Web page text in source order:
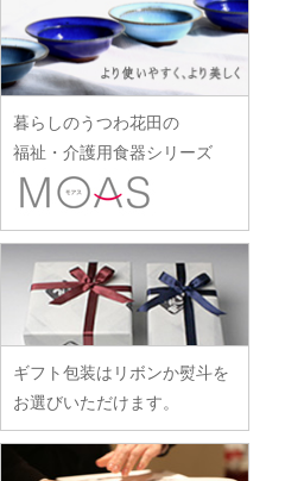
和泉良法
市川知也
伊藤聡信
伊藤孝英
井銅心平
稲村真耶
イム サエム
イレヤガラス
岩舘隆（浄法寺）
臼田けい子
海野裕
浦陽子
工藤和彦
熊谷峻
小泉敦信
こいずみみゆき
古賀雄二郎
小寺暁洋
小林巧征
小牧広平
近藤亮介
鈴木涼子
須谷窯
滴生舎
土井康治朗
土井宏友
陶房独歩炎
徳永遊心
富山孝一
土本訓寛・土本久美子
野口悦士
日高直子
ヒヅミ峠舎
樋山真弓
平岡正弘
平林秀幸
廣野俊彦
廣政毅
ふじい製作所
藤崎均
藤田永子
藤塚光男
みずのみさ
光井威善
三留舞
宮岡麻衣子
宮崎孝彦
三輪周太郎
武曽健一
村田森
村田菜穂美
木工ヤマニ
森知恵子
Yu-ten
雪ノ浦裕一
吉岡将弐
吉田学
余宮隆
暮らしのうつわ花田の
福祉・介護用食器シリーズ
ギフト包装はリボンか熨斗を
お選びいただけます。